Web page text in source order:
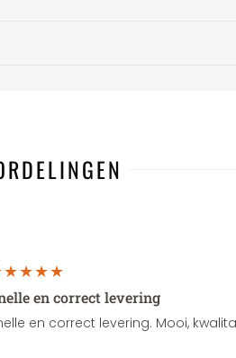
en correct levering
en correct levering. Mooi,